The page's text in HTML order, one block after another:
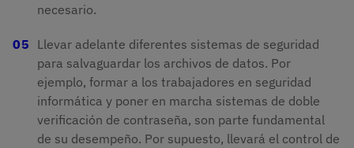
necesario.
Llevar adelante diferentes sistemas de seguridad
para salvaguardar los archivos de datos. Por
ejemplo, formar a los trabajadores en seguridad
informática y poner en marcha sistemas de doble
verificación de contraseña, son parte fundamental
de su desempeño. Por supuesto, llevará el control de